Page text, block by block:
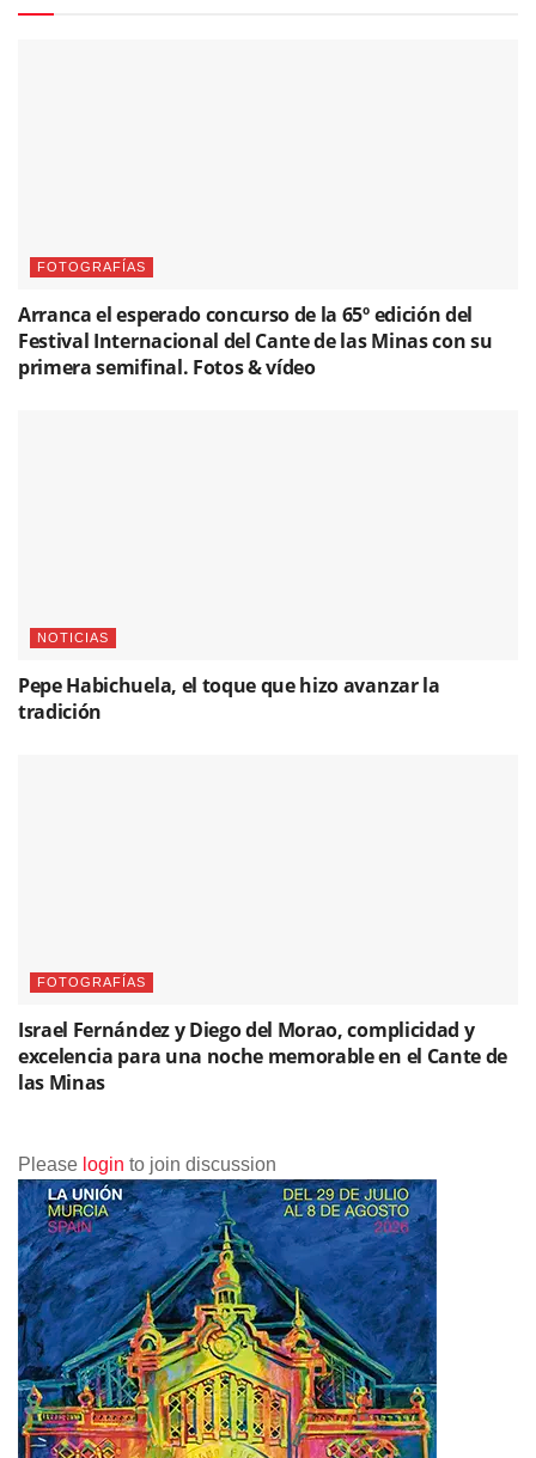
FOTOGRAFÍAS
Arranca el esperado concurso de la 65º edición del
Festival Internacional del Cante de las Minas con su
primera semifinal. Fotos & vídeo
NOTICIAS
Pepe Habichuela, el toque que hizo avanzar la
tradición
FOTOGRAFÍAS
Israel Fernández y Diego del Morao, complicidad y
excelencia para una noche memorable en el Cante de
las Minas
Please login to join discussion